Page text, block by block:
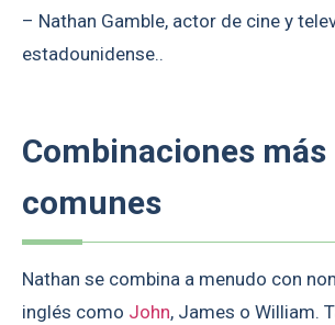
– Nathan Gamble, actor de cine y
estadounidense..
Combinaciones más
comunes
Nathan se combina a menudo con
inglés como John, James o William.